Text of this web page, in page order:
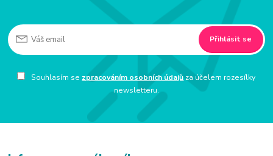
Přihlásit se
Souhlasím se zpracováním osobních údajů za účelem rozesílky
newsletteru.